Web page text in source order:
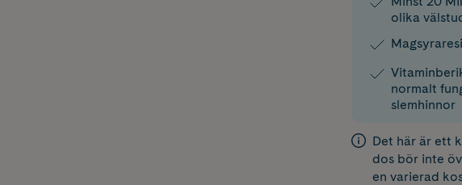
olika
normalt
slemhinnor
Det här är ett
dos bör inte
en varierad